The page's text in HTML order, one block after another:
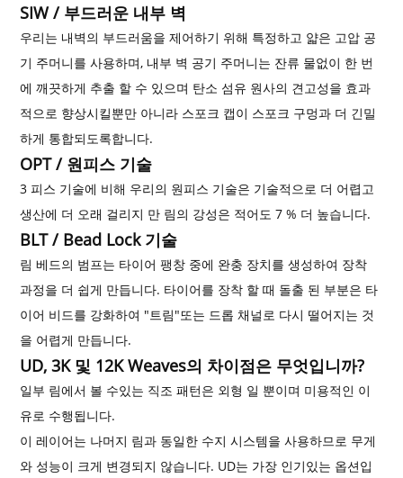
SIW / 부드러운 내부 벽
우리는 내벽의 부드러움을 제어하기 위해 특정하고 얇은 고압 공
기 주머니를 사용하며, 내부 벽 공기 주머니는 잔류 물없이 한 번
에 깨끗하게 추출 할 수 있으며 탄소 섬유 원사의 견고성을 효과
적으로 향상시킬뿐만 아니라 스포크 캡이 스포크 구멍과 더 긴밀
하게 통합되도록합니다.
OPT / 원피스 기술
3 피스 기술에 비해 우리의 원피스 기술은 기술적으로 더 어렵고
생산에 더 오래 걸리지 만 림의 강성은 적어도 7 % 더 높습니다.
BLT / Bead Lock 기술
림 베드의 범프는 타이어 팽창 중에 완충 장치를 생성하여 장착
과정을 더 쉽게 만듭니다. 타이어를 장착 할 때 돌출 된 부분은 타
이어 비드를 강화하여 "트림"또는 드롭 채널로 다시 떨어지는 것
을 어렵게 만듭니다.
UD, 3K 및 12K Weaves의 차이점은 무엇입니까?
일부 림에서 볼 수있는 직조 패턴은 외형 일 뿐이며 미용적인 이
유로 수행됩니다.
이 레이어는 나머지 림과 동일한 수지 시스템을 사용하므로 무게
와 성능이 크게 변경되지 않습니다. UD는 가장 인기있는 옵션입